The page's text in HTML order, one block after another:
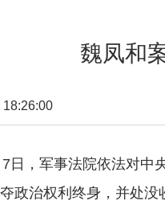
魏凤和
18:26:00
，军事法院依法对中
政治权利终身，并处